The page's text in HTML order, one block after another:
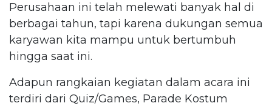
Perusahaan ini telah melewati banyak hal di
berbagai tahun, tapi karena dukungan semua
karyawan kita mampu untuk bertumbuh
hingga saat ini.
Adapun rangkaian kegiatan dalam acara ini
terdiri dari Quiz/Games, Parade Kostum